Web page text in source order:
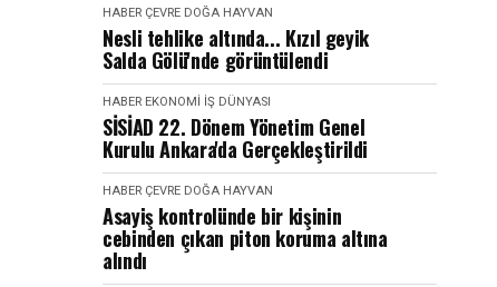
HABER ÇEVRE DOĞA HAYVAN
Nesli tehlike altında... Kızıl geyik
Salda Gölü'nde görüntülendi
HABER EKONOMI İŞ DÜNYASI
SİSİAD 22. Dönem Yönetim Genel
Kurulu Ankara'da Gerçekleştirildi
HABER ÇEVRE DOĞA HAYVAN
Asayiş kontrolünde bir kişinin
cebinden çıkan piton koruma altına
alındı